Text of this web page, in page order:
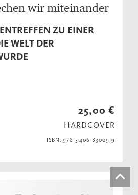
wir miteinander
ZU EINER
WELT DER
25,00 €
HARDCOVER
ISBN: 978-3-406-83009-9